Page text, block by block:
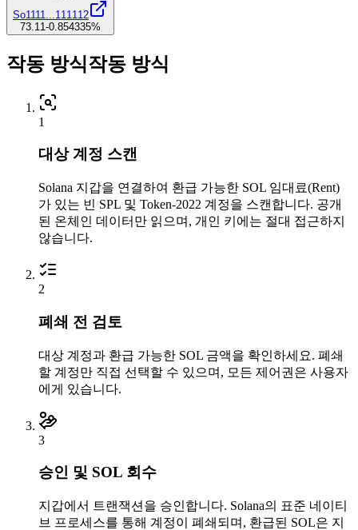
3wt5b8Cfch ...ZToA4cLLcm 3wt5b...
So1111
111112
73.11 -0.854335%
작동 방식작동 방식
1
대상 계정 스캔
Solana 지갑을 연결하여 환급 가능한 SOL 임대료(Rent)
가 있는 빈 SPL 및 Token-2022 계정을 스캔합니다. 공개
된 온체인 데이터만 읽으며, 개인 키에는 절대 접근하지
않습니다.
2
폐쇄 전 검토
대상 계정과 환급 가능한 SOL 금액을 확인하세요. 폐쇄
할 계정만 직접 선택할 수 있으며, 모든 제어권은 사용자
에게 있습니다.
3
승인 및 SOL 회수
지갑에서 트랜잭션을 승인합니다. Solana의 표준 네이티
브 프로세스를 통해 계정이 폐쇄되며, 환급된 SOL은 지